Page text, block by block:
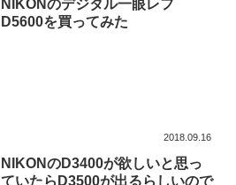
NIKONのデジタル一眼レフ
D5600を買ってみた
2018.09.16
NIKONのD3400が欲しいと思っ
ていたらD3500が出るらしいので